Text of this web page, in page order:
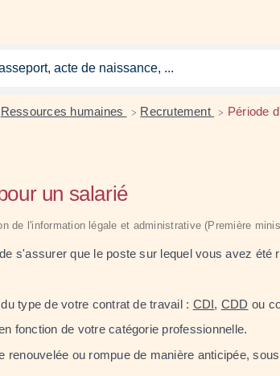
Ressources humaines > Recrutement > Période
un salarié
de l'information légale et administrative (Première
s'assurer que le poste sur lequel vous avez été
type de votre contrat de travail : CDI, CDD ou
fonction de votre catégorie professionnelle.
renouvelée ou rompue de manière anticipée,